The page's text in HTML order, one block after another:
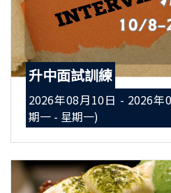
升中面試訓練
2026年08月10日 - 2026年
期一 - 星期一)